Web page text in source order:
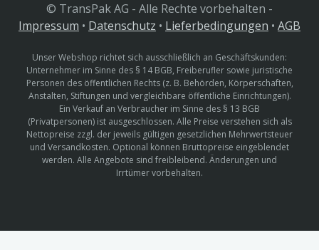
© TransPak AG - Alle Rechte vorbehalten -
Impressum • Datenschutz • Lieferbedingungen • AGB
Unser Webshop richtet sich ausschließlich an Geschäftskunden:
Unternehmer im Sinne des § 14 BGB, Freiberufler sowie juristische
Personen des öffentlichen Rechts (z. B. Behörden, Körperschaften,
Anstalten, Stiftungen und vergleichbare öffentliche Einrichtungen).
Ein Verkauf an Verbraucher im Sinne des § 13 BGB
(Privatpersonen) ist ausgeschlossen. Alle Preise verstehen sich als
Nettopreise zzgl. der jeweils gültigen gesetzlichen Mehrwertsteuer
und Versandkosten. Optional können Bruttopreise eingeblendet
werden. Alle Angebote sind freibleibend. Änderungen und
Irrtümer vorbehalten.